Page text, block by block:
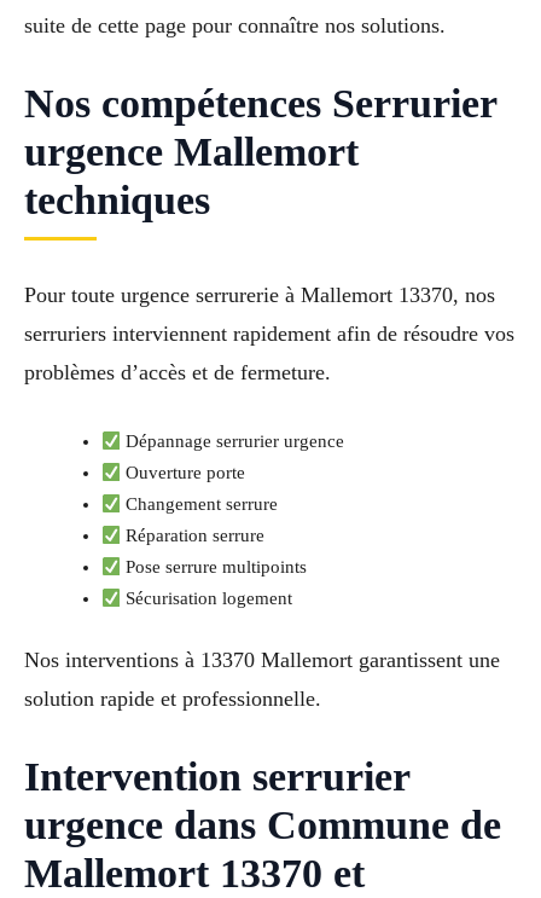
suite de cette page pour connaître nos solutions.
Nos compétences Serrurier
urgence Mallemort
techniques
Pour toute urgence serrurerie à Mallemort 13370, nos
serruriers interviennent rapidement afin de résoudre vos
problèmes d’accès et de fermeture.
Dépannage serrurier urgence
Ouverture porte
Changement serrure
Réparation serrure
Pose serrure multipoints
Sécurisation logement
Nos interventions à 13370 Mallemort garantissent une
solution rapide et professionnelle.
Intervention serrurier
urgence dans Commune de
Mallemort 13370 et